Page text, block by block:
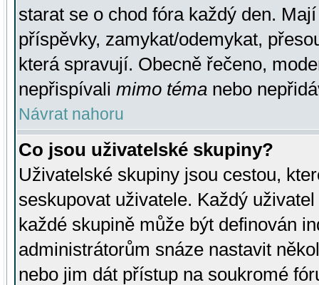
starat se o chod fóra každý den.
příspěvky, zamykat/odemykat,
která spravují. Obecně řečeno,
nepřispívali mimo téma nebo
Návrat nahoru
Co jsou uživatelské skupiny?
Uživatelské skupiny jsou cestou,
seskupovat uživatele. Každý
každé skupině může být definován
administrátorům snáze nastavit
nebo jim dát přístup na soukromé